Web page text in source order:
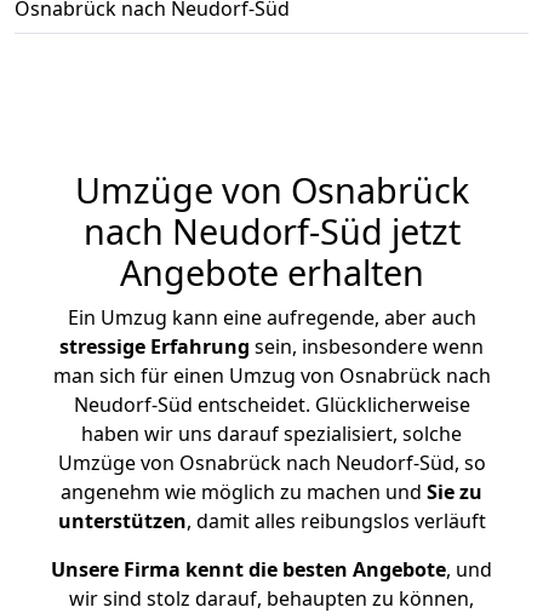
Osnabrück nach Neudorf-Süd
Umzüge von Osnabrück
nach Neudorf-Süd jetzt
Angebote erhalten
Ein Umzug kann eine aufregende, aber auch
stressige Erfahrung sein, insbesondere wenn
man sich für einen Umzug von Osnabrück nach
Neudorf-Süd entscheidet. Glücklicherweise
haben wir uns darauf spezialisiert, solche
Umzüge von Osnabrück nach Neudorf-Süd, so
angenehm wie möglich zu machen und Sie zu
unterstützen, damit alles reibungslos verläuft
Unsere Firma kennt die besten Angebote, und
wir sind stolz darauf, behaupten zu können,